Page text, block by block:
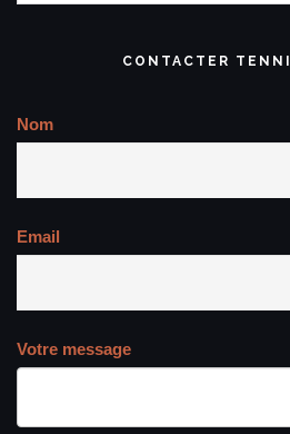
CONTACTER
Nom
Email
Votre message